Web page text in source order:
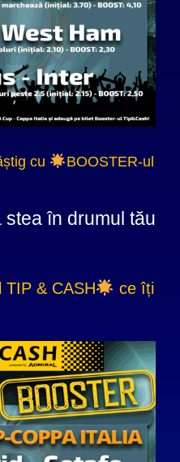
cu
BOOSTER-ul
în drumul tău
TIP & CASH
ce îți